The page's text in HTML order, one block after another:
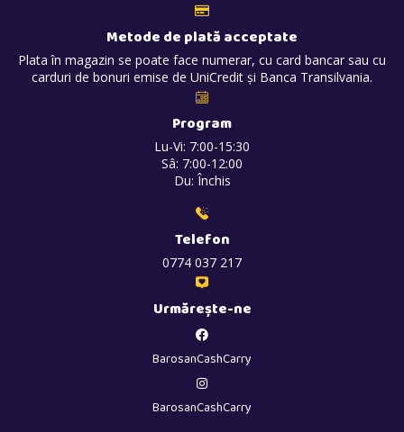
Metode de plată acceptate
Plata în magazin se poate face numerar, cu card bancar sau cu
carduri de bonuri emise de UniCredit și Banca Transilvania.
Program
Lu-Vi: 7:00-15:30
Sâ: 7:00-12:00
Du: Închis
Telefon
0774 037 217
Urmărește-ne
BarosanCashCarry
BarosanCashCarry